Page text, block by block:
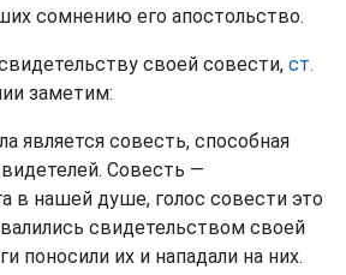
сомнению его апостольство.
своей совести, ст.
заметим:
является совесть, способная
Совесть —
в нашей душе, голос совести это
свидетельством своей
поносили их и нападали на них.